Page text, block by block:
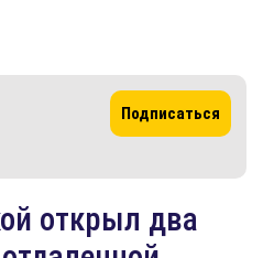
Подписаться
открыл два